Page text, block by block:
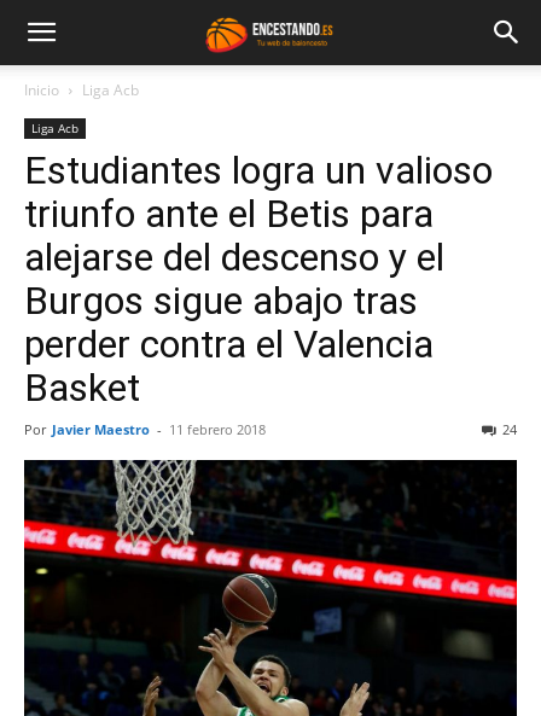
Inicio Liga Acb
Liga Acb
Estudiantes logra un valioso
triunfo ante el Betis para
alejarse del descenso y el
Burgos sigue abajo tras
perder contra el Valencia
Basket
Por Javier Maestro - 11 febrero 2018 24